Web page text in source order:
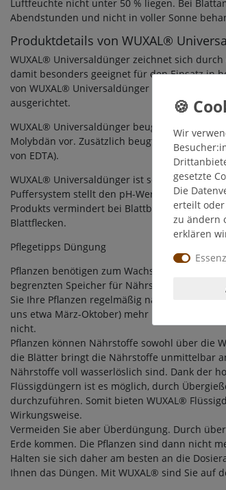
Luftfeuchte nicht unter 50 % liegen. Bei
Abendstunden und nicht in voller Sonne
Produktdetails von WUXAL®
WUXAL® Universaldünger zeichnet sich
damit besonders geeignet für den Einsatz in
von WUXAL® Universaldünger sind auf den
ausgerichtet.
WUXAL® Universaldünger beugt
Molybdän vor. Zusätzlich beugt der
von EDTA).
WUXAL® Universaldünger ist sowohl über
Puffersystem stellt den pH-Wert der Lösung
Produkts vermindert bei Blattbehandlung,
Blattflecken.
Pflegetipps Düngung
Pflanzen benötigen zum Wachstum
begrenzten Speicher für Nährstoffe hat, sind
Sie Ihre Pflanzen regelmäßig nachdüngen.
uns etwa März-Oktober) mehr Nährstoffe als
nicht.
Pflanzen können Nährstoffe sowohl über die
die Blätter bringt die Nährstoffe unmittelbar
Nährstoffe voll wasserlöslich sind. Dank der
Flüssigdüngern ist es möglich, durch
durchzuführen. Somit bieten WUXAL®
Wirkungsweise.
Vermeiden Sie aber Überdüngung. Durch
Erde kommen. Die Pflanzen sind dann nicht
Halten sie sich daher am besten an die
Ihnen das Düngen. Mit WUXAL® sind Sie auf
Wir
gesetzte
Die
erteilt
zu ändern
erklären